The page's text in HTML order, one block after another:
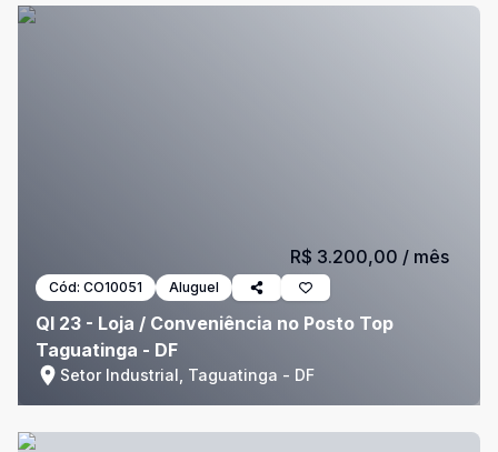
Cód: CO10051 Aluguel
QI 23 - Loja / Conveniência no Posto Top
Taguatinga - DF
Setor Industrial, Taguatinga - DF
R$ 3.200,00 / mês